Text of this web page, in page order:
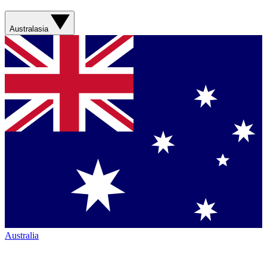
Australasia
Australia